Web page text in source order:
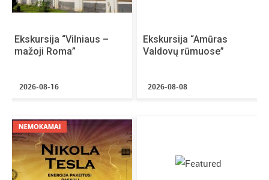
Bilietus į ekskursiją galite įsigyti čia:
pavieniams/stebuklai-vilniaus-pozemiuose/
677 24824.
Ekskursija “Vilniaus –
mažoji Roma”
2026-08-16
Ekskursija “Amūras
Valdovų rūmuose”
2026-08-08